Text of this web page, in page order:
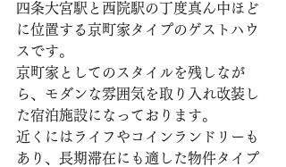
四条大宮駅と西院駅の丁度真ん中ほど
に位置する京町家タイプのゲストハウ
スです。
京町家としてのスタイルを残しなが
ら、モダンな雰囲気を取り入れ改装し
た宿泊施設になっております。
近くにはライフやコインランドリーも
あり、長期滞在にも適した物件タイプ